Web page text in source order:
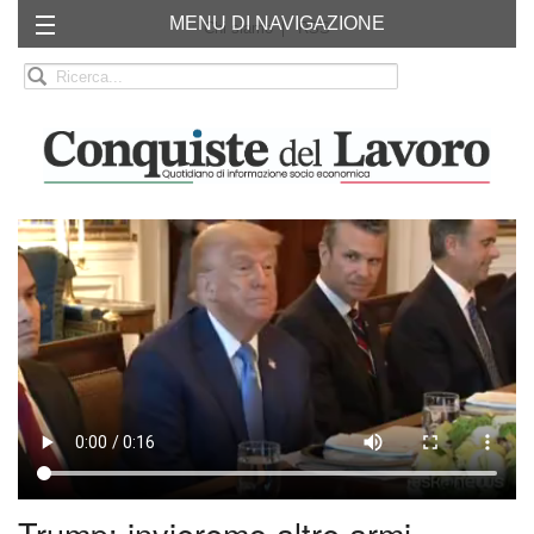
Chi siamo RSS
MENU DI NAVIGAZIONE